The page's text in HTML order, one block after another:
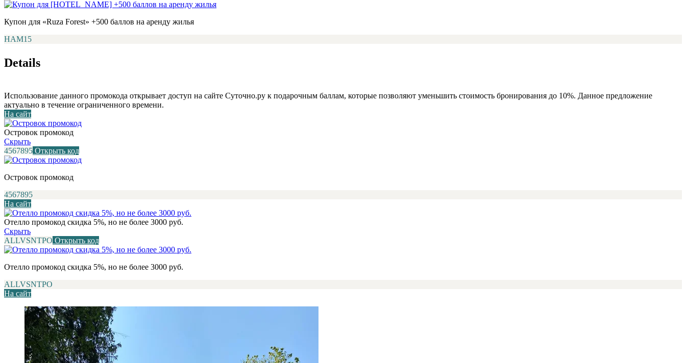
Купон для «Ruza Forest» +500 баллов на аренду жилья
НАМ15
Details
Использование данного промокода открывает доступ на сайте Суточно.ру к подарочным баллам, которые позволяют уменьшить стоимость бронирования до 10%. Данное предложение
актуально в течение ограниченного времени.
На сайт
Островок промокод
Скрыть
4567895 Открыть код
Островок промокод
4567895
На сайт
Отелло промокод скидка 5%, но не более 3000 руб.
Скрыть
ALLVSNTPO Открыть код
Отелло промокод скидка 5%, но не более 3000 руб.
ALLVSNTPO
На сайт